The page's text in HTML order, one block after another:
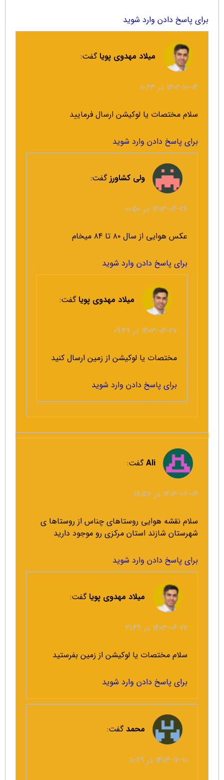
برای پاسخ دادن وارد شوید
میلاد مهدوی پویا گفت:
1402-10-04 در 10:23
سلام مختصات یا لوکیشن ارسال فرمایید
برای پاسخ دادن وارد شوید
ولی کشاورز گفت:
1403-04-26 در 00:50
عکس هوایی از سال ۸۰ تا ۸۴ میخام
برای پاسخ دادن وارد شوید
میلاد مهدوی پویا گفت:
1403-04-27 در 09:49
مختصات یا لوکیشن از زمین ارسال کنید
برای پاسخ دادن وارد شوید
Ali گفت:
1403-06-04 در 18:57
سلام نقشه هوایی روستاهای چناس از روستاها ی
شهرستان شازند استان مرکزی رو موجود دارید
برای پاسخ دادن وارد شوید
میلاد مهدوی پویا گفت:
1403-06-22 در 21:49
سلام مختصات یا لوکیشن از زمین بفرستید
برای پاسخ دادن وارد شوید
محمد گفت:
1403-12-10 در 10:29